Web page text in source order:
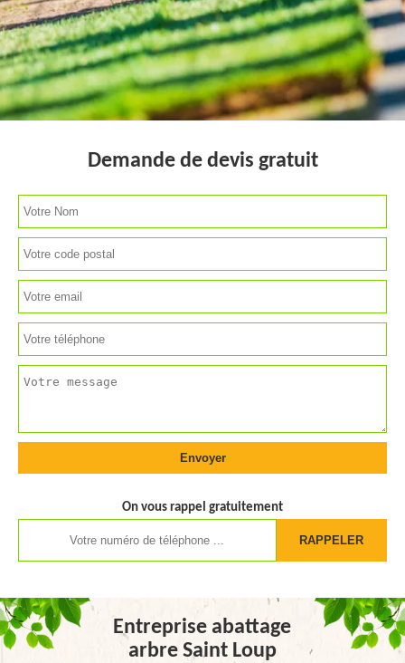
Demande de devis gratuit
On vous rappel gratuitement
Entreprise abattage
arbre Saint Loup